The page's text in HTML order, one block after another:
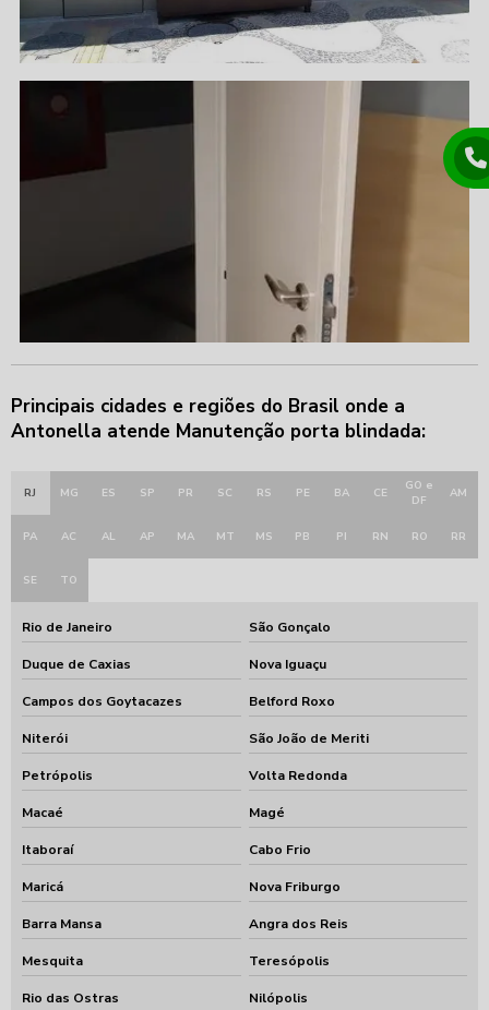
Principais cidades e regiões do Brasil onde a
Antonella atende Manutenção porta blindada:
RJ MG ES SP PR SC RS PE BA CE
GO e
DF
AM
PA AC AL AP MA MT MS PB PI RN RO RR
SE TO
Rio de Janeiro São Gonçalo
Duque de Caxias Nova Iguaçu
Campos dos Goytacazes Belford Roxo
Niterói São João de Meriti
Petrópolis Volta Redonda
Macaé Magé
Itaboraí Cabo Frio
Maricá Nova Friburgo
Barra Mansa Angra dos Reis
Mesquita Teresópolis
Rio das Ostras Nilópolis